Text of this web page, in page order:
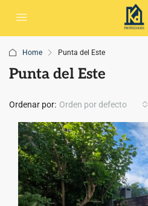
Home Punta del Este
Punta del Este
Ordenar por: Orden por defecto